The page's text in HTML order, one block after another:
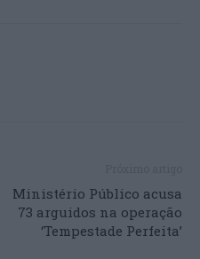
Ministério Público acusa
73 arguidos na operação
‘Tempestade Perfeita’